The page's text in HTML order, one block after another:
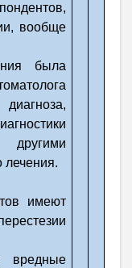
вообще
была
лечения.
имеют
вредные